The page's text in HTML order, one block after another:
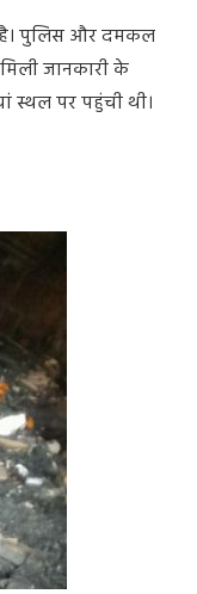
पुलिसऔरदमकल
मिलीजानकारीके
स्थलपरपहुंचीथी।